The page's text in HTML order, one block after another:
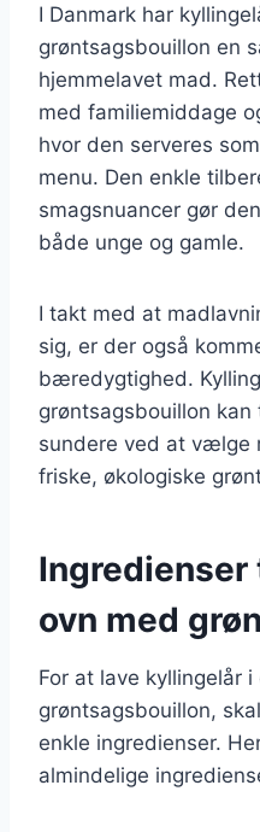
I Danmark har
grøntsagsbouillon en
hjemmelavet mad.
med familiemiddage
hvor den serveres
menu. Den enkle
smagsnuancer gør
både unge og gamle.
I takt med at
sig, er der også
bæredygtighed.
grøntsagsbouillon
sundere ved at vælge
friske, økologiske
ovn med
For at lave kyllingelår i
grøntsagsbouillon,
enkle ingredienser.
almindelige